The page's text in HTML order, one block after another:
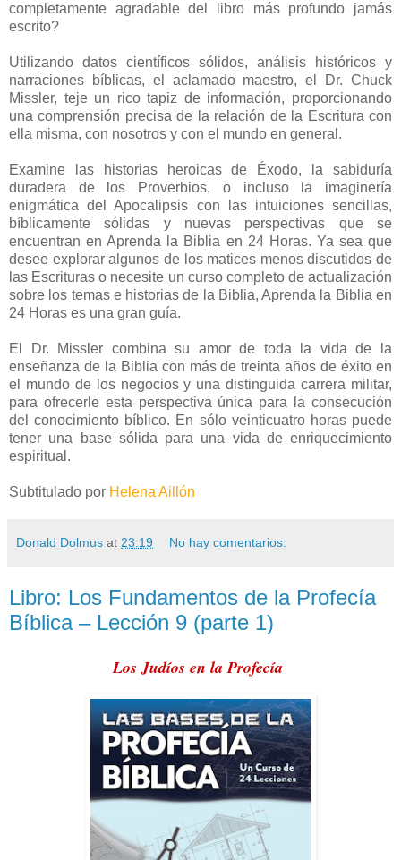
completamente agradable del libro más profundo jamás
escrito?
Utilizando datos científicos sólidos, análisis históricos y
narraciones bíblicas, el aclamado maestro, el Dr. Chuck
Missler, teje un rico tapiz de información, proporcionando
una comprensión precisa de la relación de la Escritura con
ella misma, con nosotros y con el mundo en general.
Examine las historias heroicas de Éxodo, la sabiduría
duradera de los Proverbios, o incluso la imaginería
enigmática del Apocalipsis con las intuiciones sencillas,
bíblicamente sólidas y nuevas perspectivas que se
encuentran en Aprenda la Biblia en 24 Horas. Ya sea que
desee explorar algunos de los matices menos discutidos de
las Escrituras o necesite un curso completo de actualización
sobre los temas e historias de la Biblia, Aprenda la Biblia en
24 Horas es una gran guía.
El Dr. Missler combina su amor de toda la vida de la
enseñanza de la Biblia con más de treinta años de éxito en
el mundo de los negocios y una distinguida carrera militar,
para ofrecerle esta perspectiva única para la consecución
del conocimiento bíblico. En sólo veinticuatro horas puede
tener una base sólida para una vida de enriquecimiento
espiritual.
Subtitulado por Helena Aillón
Donald Dolmus at 23:19 No hay comentarios:
Libro: Los Fundamentos de la Profecía
Bíblica – Lección 9 (parte 1)
Los Judíos en la Profecía